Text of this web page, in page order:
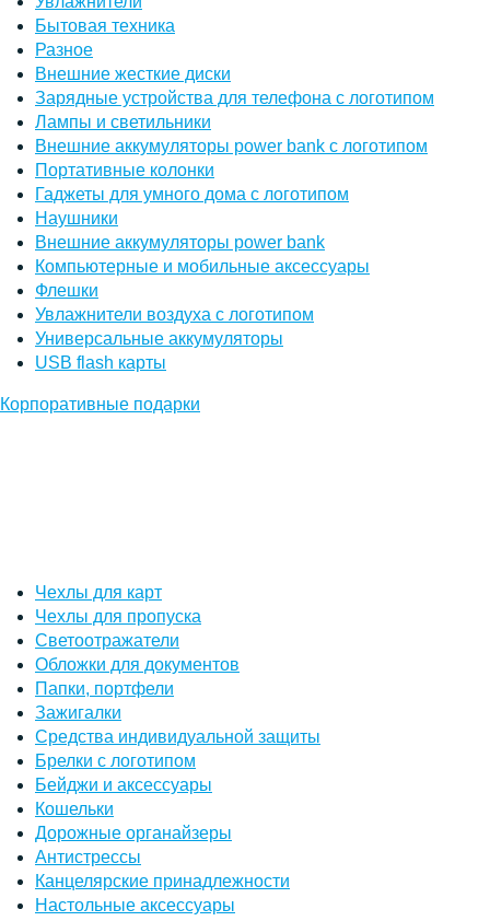
Бытовая техника
Разное
Внешние жесткие диски
Зарядные устройства для телефона с логотипом
Лампы и светильники
Внешние аккумуляторы power bank с логотипом
Портативные колонки
Гаджеты для умного дома с логотипом
Наушники
Внешние аккумуляторы power bank
Компьютерные и мобильные аксессуары
Флешки
Увлажнители воздуха с логотипом
Универсальные аккумуляторы
USB flash карты
Корпоративные подарки
Чехлы для карт
Чехлы для пропуска
Светоотражатели
Обложки для документов
Папки, портфели
Зажигалки
Средства индивидуальной защиты
Брелки с логотипом
Бейджи и аксессуары
Кошельки
Дорожные органайзеры
Антистрессы
Канцелярские принадлежности
Настольные аксессуары